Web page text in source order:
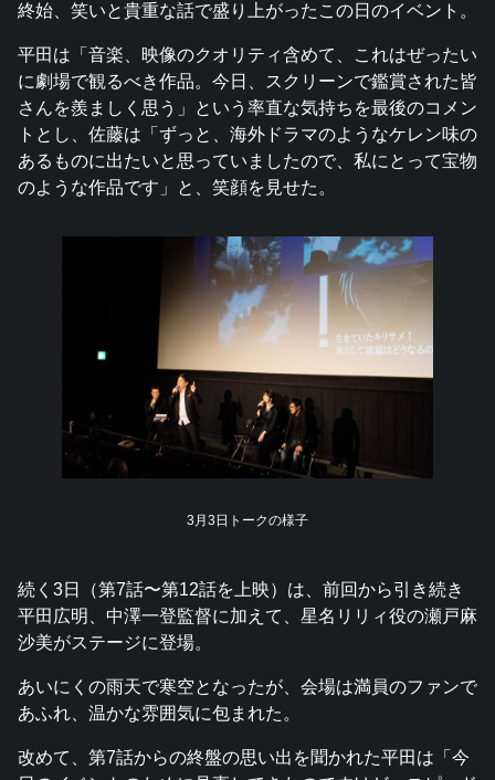
終始、笑いと貴重な話で盛り上がったこの日のイベント。
平田は「音楽、映像のクオリティ含めて、これはぜったい
に劇場で観るべき作品。今日、スクリーンで鑑賞された皆
さんを羨ましく思う」という率直な気持ちを最後のコメン
トとし、佐藤は「ずっと、海外ドラマのようなケレン味の
あるものに出たいと思っていましたので、私にとって宝物
のような作品です」と、笑顔を見せた。
3月3日トークの様子
続く3日（第7話〜第12話を上映）は、前回から引き続き
平田広明、中澤一登監督に加えて、星名リリィ役の瀬戸麻
沙美がステージに登場。
あいにくの雨天で寒空となったが、会場は満員のファンで
あふれ、温かな雰囲気に包まれた。
改めて、第7話からの終盤の思い出を聞かれた平田は「今